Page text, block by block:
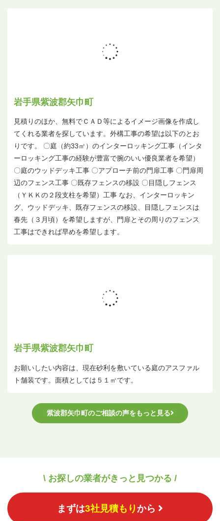
岩手県紫波郡矢巾町
見積りのほか、無料でＣＡＤ等によるイメージ画像を作成し
てくれる業者を探しています。外構工事の希望は以下のとお
りです。 〇庭（約33㎡）のインターロッキング工事（インタ
ーロッキング工事の経験が豊富で腕のいい優良業者を希望）
〇庭のウッドデッキ工事 〇アプローチ前の門扉工事 〇門扉周
辺のフェンス工事 〇既存フェンスの移設 〇目隠しフェンス
（ＹＫＫの２段支柱を希望）工事 なお、インターロッキン
グ、ウッドデッキ、既存フェンスの移設、目隠しフェンスは
春先（３月頃）を希望しますが、門扉とその周りのフェンス
工事はできれば早めを希望します。
岩手県紫波郡矢巾町
お願いしたい内容は、現在砂利を敷いている庭のアスファル
ト舗装です。面積としては５１㎡です。
紫波郡矢巾町のご相談の声をもっと見る
\ お探しの業者がきっと見つかる /
まずは3社見積もりから